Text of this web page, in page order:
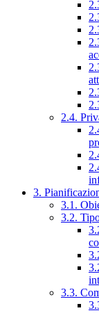
2.4.
3.
3.1.
3.2.
3.3.